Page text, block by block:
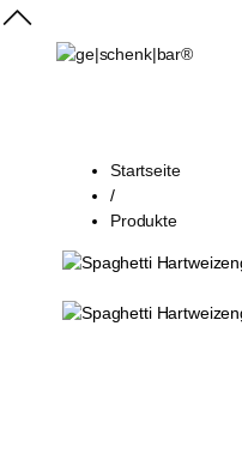
Startseite
/
Produkte